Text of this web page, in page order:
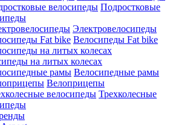
Подростковые
Электровелосипеды
Велосипеды Fat bike
на литых колесах
Велосипедные рамы
Велоприцепы
Трехколесные